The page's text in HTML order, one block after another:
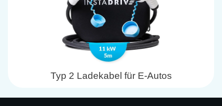
Typ 2 Ladekabel für E-Autos